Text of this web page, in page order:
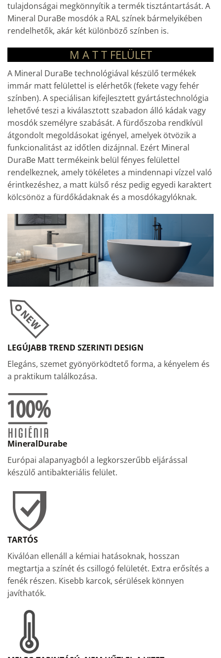
tulajdonságai megkönnyítik a termék tisztántartását. A
Mineral DuraBe mosdók a RAL színek bármelyikében
rendelhetők, akár két különböző színben is.
M A T TFELÜLET
A Mineral DuraBe technológiával készülő termékek
immár matt felülettel is elérhetők (fekete vagy fehér
színben). A speciálisan kifejlesztett gyártástechnológia
lehetővé teszi a kiválasztott szabadon álló kádak vagy
mosdók személyre szabását. A fürdőszoba rendkívül
átgondolt megoldásokat igényel, amelyek ötvözik a
funkcionalitást az időtlen dizájnnal. Ezért Mineral
DuraBe Matt termékeink belül fényes felülettel
rendelkeznek, amely tökéletes a mindennapi vízzel való
érintkezéshez, a matt külső rész pedig egyedi karaktert
kölcsönöz a fürdőkádaknak és a mosdókagylóknak.
LEGÚJABB TREND SZERINTI DESIGN
Elegáns, szemet gyönyörködtető forma, a kényelem és
a praktikum találkozása.
MineralDurabe
Európai alapanyagból a legkorszerűbb eljárással
készülő antibakteriális felület.
TARTÓS
Kiválóan ellenáll a kémiai hatásoknak, hosszan
megtartja a színét és csillogó felületét. Extra erősítés a
fenék részen. Kisebb karcok, sérülések könnyen
javíthatók.